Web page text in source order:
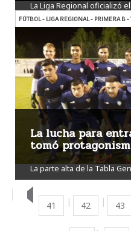
La Liga Regional oficializó
más
FÚTBOL - LIGA REGIONAL - PRIMERA B -
La lucha para
tomó
La parte alta de la Tabla
41 42 43